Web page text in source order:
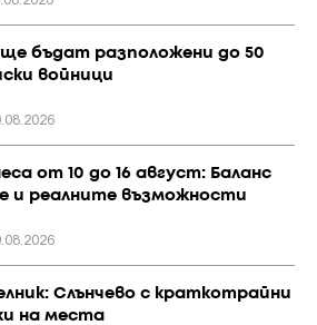
ще бъдат разположени до 50
войници
от 10 до 16 август: Баланс
и реалните възможности
Слънчево с краткотрайни
на места